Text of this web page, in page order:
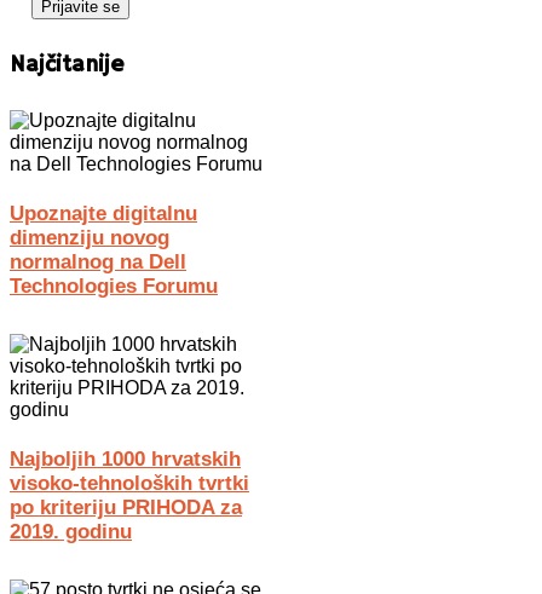
Najčitanije
Upoznajte digitalnu
dimenziju novog
normalnog na Dell
Technologies Forumu
Najboljih 1000 hrvatskih
visoko-tehnoloških tvrtki
po kriteriju PRIHODA za
2019. godinu